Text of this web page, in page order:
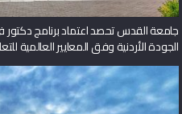
جامعة القدس تحصد اعتماد برنامج
الجودة الأردنية وفق المعايير العالمية